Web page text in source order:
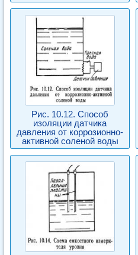
Рис. 10.12. Способ
изоляции датчика
давления от коррозионно-
активной соленой воды